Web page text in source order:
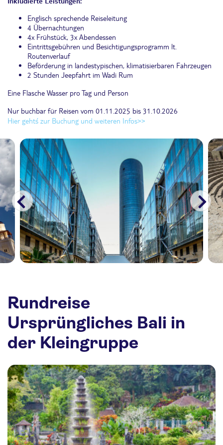
Englisch sprechende Reiseleitung
4 Übernachtungen
4x Frühstück, 3x Abendessen
Eintrittsgebühren und Besichtigungsprogramm lt.
Routenverlauf
Beförderung in landestypischen, klimatisierbaren Fahrzeugen
2 Stunden Jeepfahrt im Wadi Rum
Eine Flasche Wasser pro Tag und Person
Nur buchbar für Reisen vom 01.11.2025 bis 31.10.2026
Hier geht´s zur Buchung und weiteren Infos>>
Rundreise
Ursprüngliches Bali in
der Kleingruppe